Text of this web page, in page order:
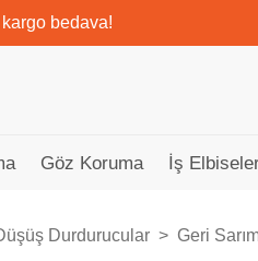
bedava!
Göz Koruma İş
Durdurucular Geri